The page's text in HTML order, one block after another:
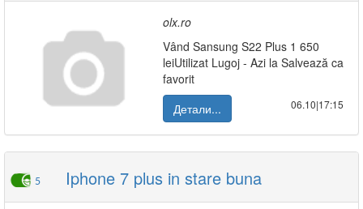
olx.ro
Vând Sansung S22 Plus 1 650
leiUtilizat Lugoj - Azi la Salvează ca
favorit
Детали...
06.10|17:15
5 Iphone 7 plus in stare buna